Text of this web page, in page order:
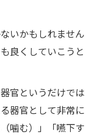
いかもしれません
良くしていこうと
官というだけでは
器官として非常に
噛む）」「嚥下す